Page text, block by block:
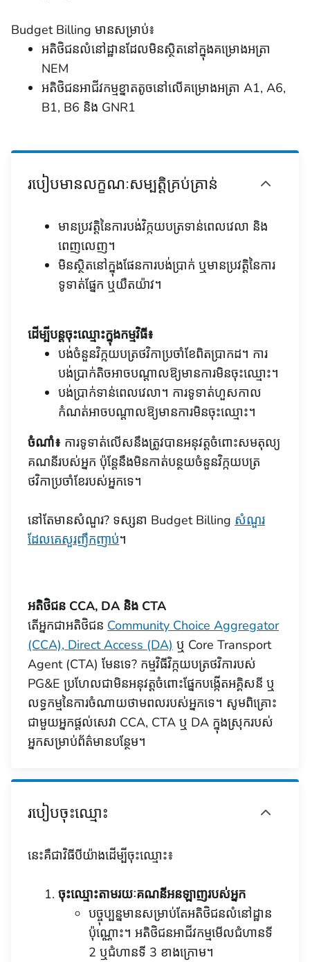
Budget Billing មានសម្រាប់៖
អតិថិជនលំនៅដ្ឋានដែលមិនស្ថិតនៅក្នុងគម្រោងអត្រា
NEM
អតិថិជនអាជីវកម្មខ្នាតតូចនៅលើគម្រោងអត្រា A1, A6,
B1, B6 និង GNR1
របៀបមានលក្ខណៈសម្បត្តិគ្រប់គ្រាន់
មានប្រវត្តិនៃការបង់វិក្កយបត្រទាន់ពេលវេលា និង
ពេញលេញ។
មិនស្ថិតនៅក្នុងផែនការបង់ប្រាក់ ឬមានប្រវត្តិនៃការ
ទូទាត់ផ្នែក ឬយឺតយ៉ាវ។
ដើម្បីបន្តចុះឈ្មោះក្នុងកម្មវិធី៖
បង់ចំនួនវិក្កយបត្រថវិកាប្រចាំខែពិតប្រាកដ។ ការ
បង់ប្រាក់តិចអាចបណ្តាលឱ្យមានការមិនចុះឈ្មោះ។
បង់ប្រាក់ទាន់ពេលវេលា។ ការទូទាត់ហួសកាល
កំណត់អាចបណ្តាលឱ្យមានការមិនចុះឈ្មោះ។
ចំណាំ៖ ការទូទាត់លើសនឹងត្រូវបានអនុវត្តចំពោះសមតុល្យ
គណនីរបស់អ្នក ប៉ុន្តែនឹងមិនកាត់បន្ថយចំនួនវិក្កយបត្រ
ថវិកាប្រចាំខែរបស់អ្នកទេ។
នៅតែមានសំណួរ? ទស្សនា Budget Billing សំណួរ
ដែលគេសួរញឹកញាប់។
អតិថិជន CCA, DA និង CTA
តើអ្នកជាអតិថិជន Community Choice Aggregator
(CCA), Direct Access (DA) ឬ Core Transport
Agent (CTA) មែនទេ? កម្មវិធីវិក្កយបត្រថវិការបស់
PG&E ប្រហែលជាមិនអនុវត្តចំពោះផ្នែកបង្កើតអគ្គិសនី ឬ
លទ្ធកម្មនៃការចំណាយថាមពលរបស់អ្នកទេ។ សូមពិគ្រោះ
ជាមួយអ្នកផ្តល់សេវា CCA, CTA ឬ DA ក្នុងស្រុករបស់
អ្នកសម្រាប់ព័ត៌មានបន្ថែម។
របៀបចុះឈ្មោះ
នេះគឺជាវិធីបីយ៉ាងដើម្បីចុះឈ្មោះ៖
ចុះឈ្មោះតាមរយៈគណនីអនឡាញរបស់អ្នក
បច្ចុប្បន្នមានសម្រាប់តែអតិថិជនលំនៅដ្ឋាន
ប៉ុណ្ណោះ។ អតិថិជនអាជីវកម្មមើលជំហានទី
2 ឬជំហានទី 3 ខាងក្រោម។